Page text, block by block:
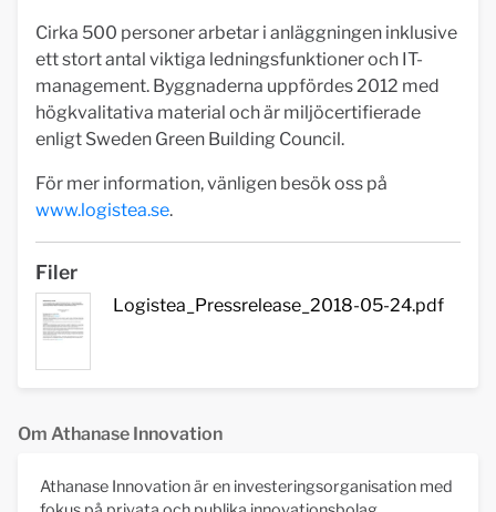
Cirka 500 personer arbetar i anläggningen inklusive
ett stort antal viktiga ledningsfunktioner och IT-
management. Byggnaderna uppfördes 2012 med
högkvalitativa material och är miljöcertifierade
enligt Sweden Green Building Council.
För mer information, vänligen besök oss på
www.logistea.se.
Filer
Logistea_Pressrelease_2018-05-24.pdf
Om Athanase Innovation
Athanase Innovation är en investeringsorganisation med